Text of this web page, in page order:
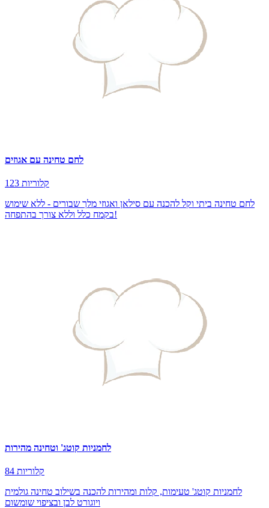
לחם טחינה עם אגוזים
123 קלוריות
לחם טחינה ביתי וקל להכנה עם סילאן ואגוזי מלך שבורים - ללא שימוש
בקמח כלל וללא צורך בהתפחה!
לחמניות קוטג' וטחינה מהירות
84 קלוריות
לחמניות קוטג' טעימות, קלות ומהירות להכנה בשילוב טחינה גולמית
ויוגורט לבן ובציפוי שומשום